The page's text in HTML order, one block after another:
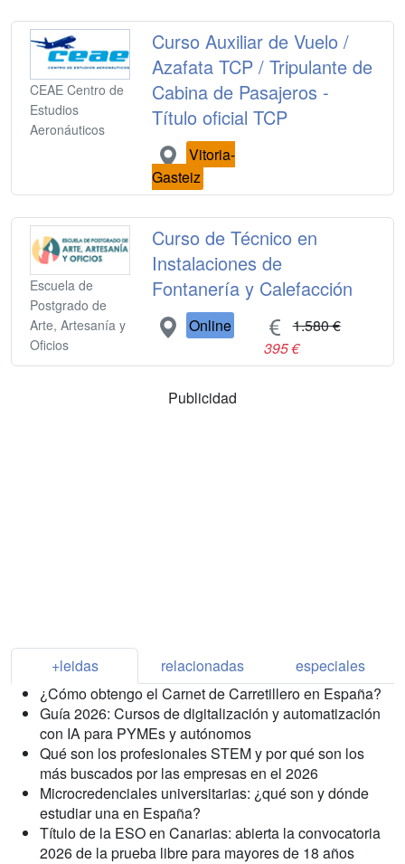
CEAE Centro de
Estudios
Aeronáuticos
Curso Auxiliar de Vuelo /
Azafata TCP / Tripulante de
Cabina de Pasajeros -
Título oficial TCP
Vitoria-
Gasteiz
Escuela de
Postgrado de
Arte, Artesanía y
Oficios
Curso de Técnico en
Instalaciones de
Fontanería y Calefacción
Online
1.580 €
395 €
Publicidad
+leidas relacionadas
especiales
¿Cómo obtengo el Carnet de Carretillero en España?
Guía 2026: Cursos de digitalización y automatización
con IA para PYMEs y autónomos
Qué son los profesionales STEM y por qué son los
más buscados por las empresas en el 2026
Microcredenciales universitarias: ¿qué son y dónde
estudiar una en España?
Título de la ESO en Canarias: abierta la convocatoria
2026 de la prueba libre para mayores de 18 años